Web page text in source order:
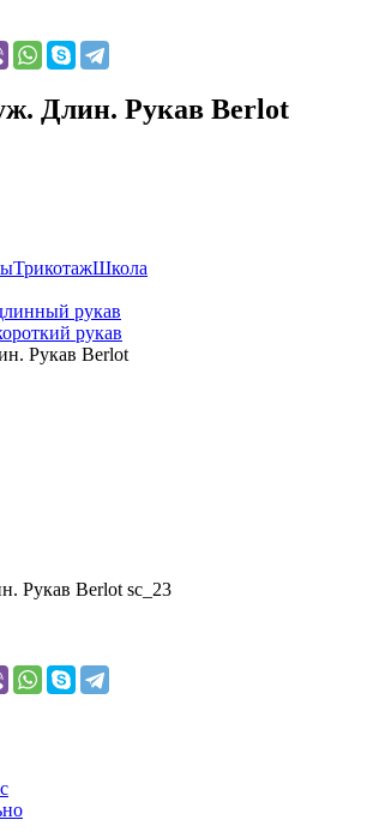
Длин. Рукав Berlot
ТрикотажШкола
рукав
рукав
Рукав Berlot
Рукав Berlot sc_23